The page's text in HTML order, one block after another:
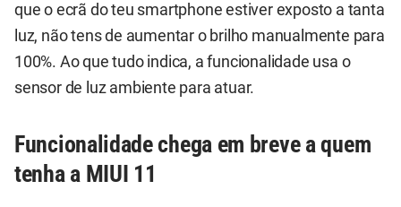
que o ecrã do teu smartphone estiver exposto a tanta
luz, não tens de aumentar o brilho manualmente para
100%. Ao que tudo indica, a funcionalidade usa o
sensor de luz ambiente para atuar.
Funcionalidade chega em breve a quem
tenha a MIUI 11